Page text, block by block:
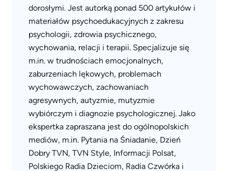
dorosłymi. Jest autorką ponad 500 artykułów i
materiałów psychoedukacyjnych z zakresu
psychologii, zdrowia psychicznego,
wychowania, relacji i terapii. Specjalizuje się
m.in. w trudnościach emocjonalnych,
zaburzeniach lękowych, problemach
wychowawczych, zachowaniach
agresywnych, autyzmie, mutyzmie
wybiórczym i diagnozie psychologicznej. Jako
ekspertka zapraszana jest do ogólnopolskich
mediów, m.in. Pytania na Śniadanie, Dzień
Dobry TVN, TVN Style, Informacji Polsat,
Polskiego Radia Dzieciom, Radia Czwórka i